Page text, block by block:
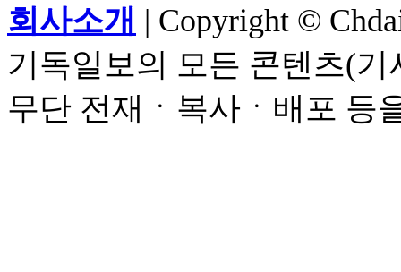
회사소개 | Copyright ©
기독일보의 모든 콘텐츠(
무단 전재ㆍ복사ㆍ배포 등